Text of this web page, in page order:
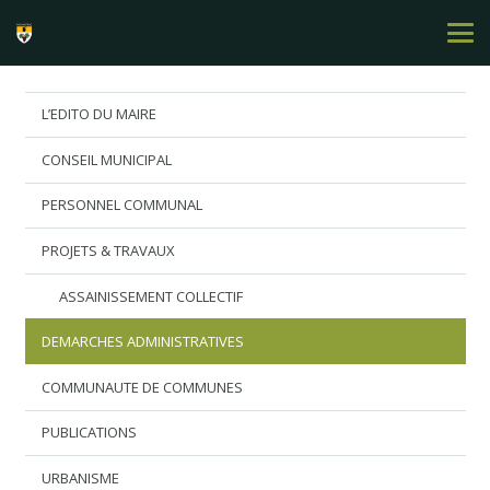
L’EDITO DU MAIRE
CONSEIL MUNICIPAL
PERSONNEL COMMUNAL
PROJETS & TRAVAUX
ASSAINISSEMENT COLLECTIF
DEMARCHES ADMINISTRATIVES
COMMUNAUTE DE COMMUNES
PUBLICATIONS
URBANISME